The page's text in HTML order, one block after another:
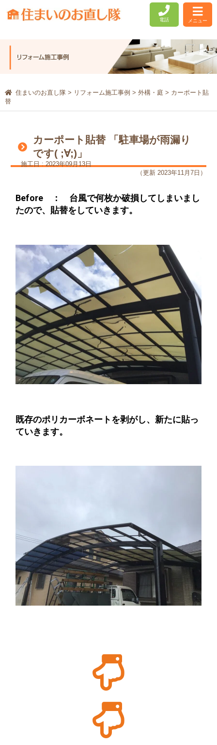
電話 メニュー
住まいのお直し隊> リフォーム施工事例 > 外構・庭 > カーポート貼
替
カーポート貼替 「駐車場が雨漏り
です( ;∀;)」
施工日 : 2023年09月13日
（更新 2023年11月7日）
Before ： 台風で何枚か破損してしまいまし
たので、貼替をしていきます。
既存のポリカーボネートを剥がし、新たに貼っ
ていきます。